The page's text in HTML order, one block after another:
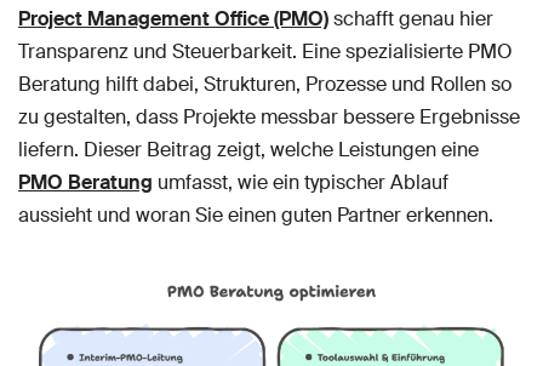
Project Management Office (PMO)schafft genau hier
Transparenz und Steuerbarkeit. Eine spezialisierte PMO
Beratung hilft dabei, Strukturen, Prozesse und Rollen so
zu gestalten, dass Projekte messbar bessere Ergebnisse
liefern. Dieser Beitrag zeigt, welche Leistungen eine
PMO Beratung umfasst, wie ein typischer Ablauf
aussieht und woran Sie einen guten Partner erkennen.